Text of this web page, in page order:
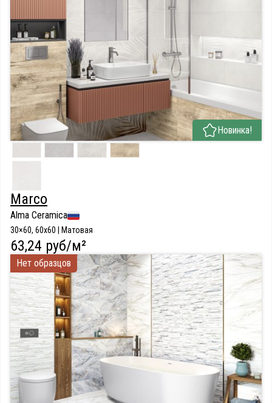
Новинка!
Marco
Alma Ceramica
30×60, 60x60 | Матовая
63,24 руб/м²
Нет образцов